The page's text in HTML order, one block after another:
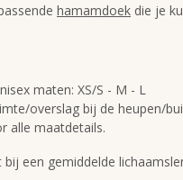
hamamdoek die je
maten: XS/S - M - L
overslag bij de heupen/
alle maatdetails.
een gemiddelde